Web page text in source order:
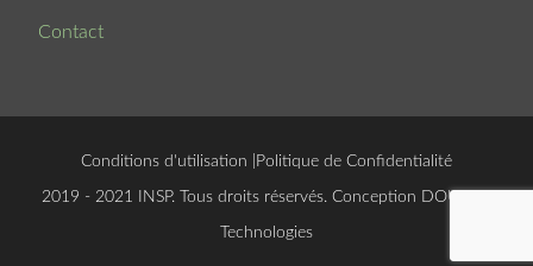
Contact
Conditions d'utilisation Politique de Confidentialité
© 2019 - 2021 INSP. Tous droits réservés. Conception DOUCSOFT
Technologies